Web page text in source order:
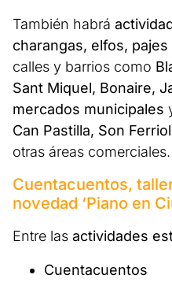
También habrá
charangas, elfos,
calles y barrios como
Sant Miquel, Bonaire,
mercados municipales
Can Pastilla, Son
otras áreas comerciales.
Cuentacuentos,
novedad ‘Piano en
Entre las actividades
Cuentacuentos